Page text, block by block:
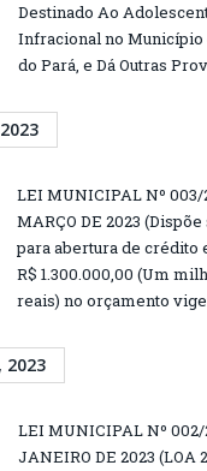
Destinado Ao
Infracional no Município
do Pará, e Dá Outras
LEI MUNICIPAL Nº 003/
MARÇO DE 2023
para abertura de crédito
R$ 1.300.000,00 (Um
reais) no orçamento
2023
LEI MUNICIPAL Nº 002/
JANEIRO DE 2023 (LOA